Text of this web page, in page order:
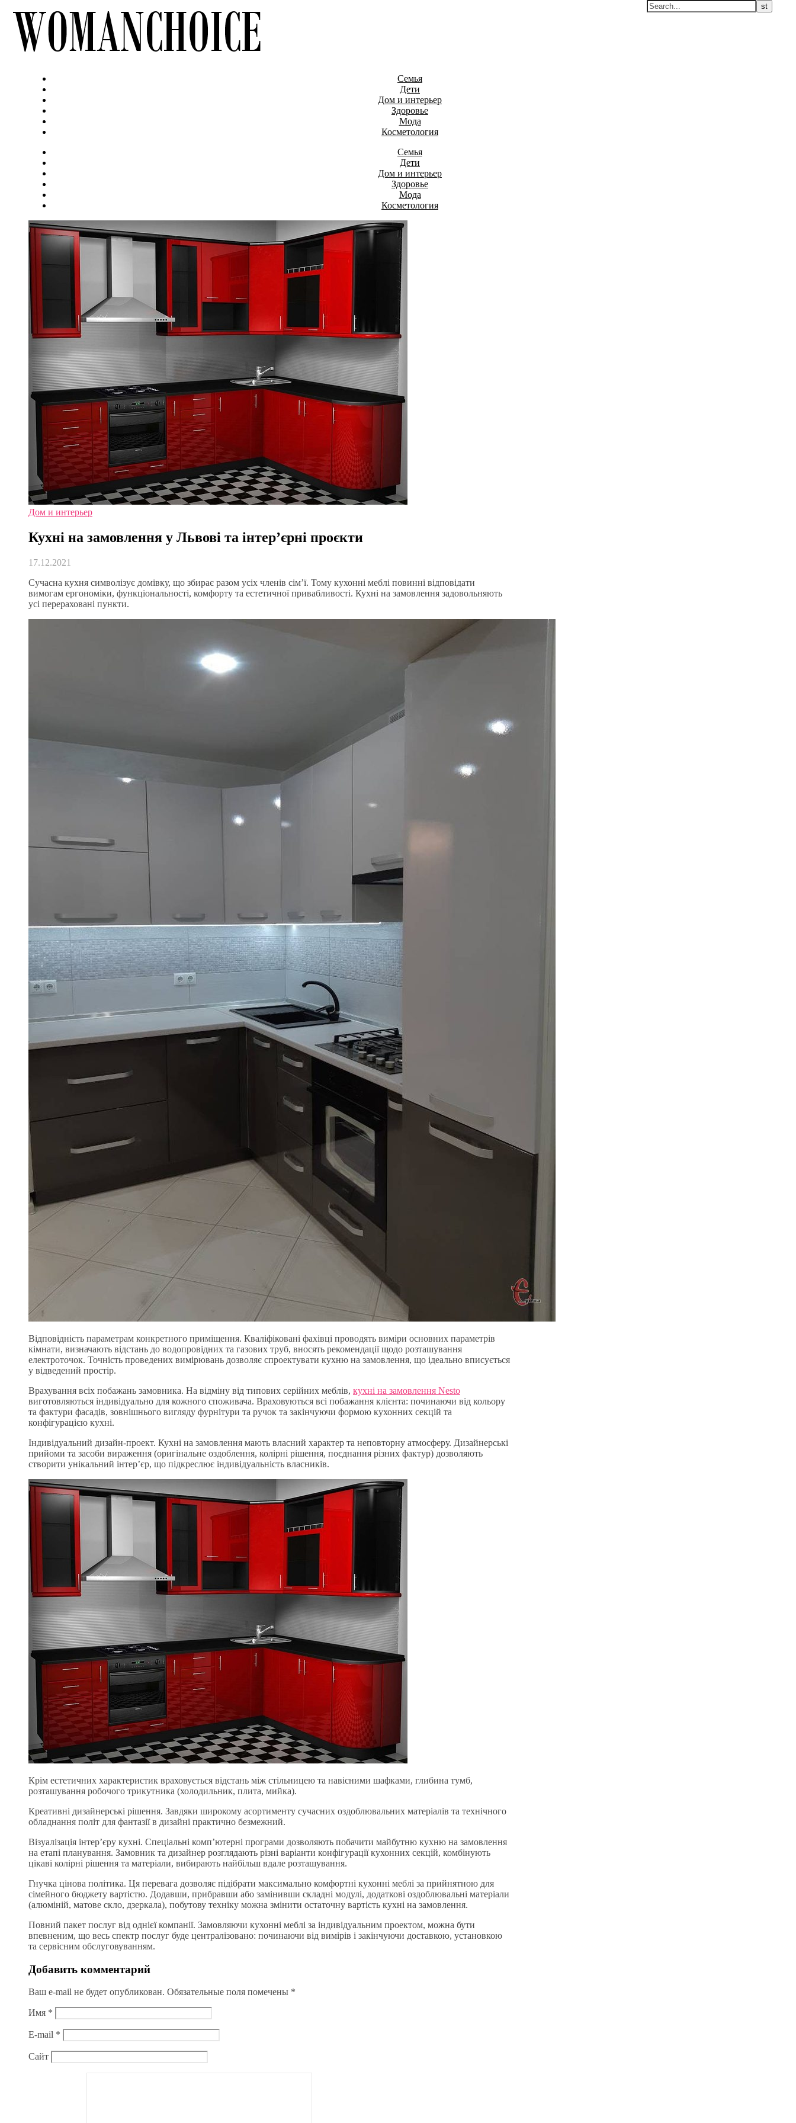
Семья
Дети
Дом и интерьер
Здоровье
Мода
Косметология
Семья
Дети
Дом и интерьер
Здоровье
Мода
Косметология
Дом и интерьер
Кухні на замовлення у Львові та інтер’єрні проєкти
17.12.2021
Сучасна кухня символізує домівку, що збирає разом усіх членів сім’ї. Тому кухонні меблі повинні відповідати
вимогам ергономіки, функціональності, комфорту та естетичної привабливості. Кухні на замовлення задовольняють
усі перераховані пункти.
Відповідність параметрам конкретного приміщення. Кваліфіковані фахівці проводять виміри основних параметрів
кімнати, визначають відстань до водопровідних та газових труб, вносять рекомендації щодо розташування
електроточок. Точність проведених вимірювань дозволяє спроектувати кухню на замовлення, що ідеально вписується
у відведений простір.
Врахування всіх побажань замовника. На відміну від типових серійних меблів, кухні на замовлення Nesto
виготовляються індивідуально для кожного споживача. Враховуються всі побажання клієнта: починаючи від кольору
та фактури фасадів, зовнішнього вигляду фурнітури та ручок та закінчуючи формою кухонних секцій та
конфігурацією кухні.
Індивідуальний дизайн-проект. Кухні на замовлення мають власний характер та неповторну атмосферу. Дизайнерські
прийоми та засоби вираження (оригінальне оздоблення, колірні рішення, поєднання різних фактур) дозволяють
створити унікальний інтер’єр, що підкреслює індивідуальність власників.
Крім естетичних характеристик враховується відстань між стільницею та навісними шафками, глибина тумб,
розташування робочого трикутника (холодильник, плита, мийка).
Креативні дизайнерські рішення. Завдяки широкому асортименту сучасних оздоблювальних матеріалів та технічного
обладнання політ для фантазії в дизайні практично безмежний.
Візуалізація інтер’єру кухні. Спеціальні комп’ютерні програми дозволяють побачити майбутню кухню на замовлення
на етапі планування. Замовник та дизайнер розглядають різні варіанти конфігурації кухонних секцій, комбінують
цікаві колірні рішення та матеріали, вибирають найбільш вдале розташування.
Гнучка цінова політика. Ця перевага дозволяє підібрати максимально комфортні кухонні меблі за прийнятною для
сімейного бюджету вартістю. Додавши, прибравши або замінивши складні модулі, додаткові оздоблювальні матеріали
(алюміній, матове скло, дзеркала), побутову техніку можна змінити остаточну вартість кухні на замовлення.
Повний пакет послуг від однієї компанії. Замовляючи кухонні меблі за індивідуальним проектом, можна бути
впевненим, що весь спектр послуг буде централізовано: починаючи від вимірів і закінчуючи доставкою, установкою
та сервісним обслуговуванням.
Добавить комментарий
Ваш e-mail не будет опубликован. Обязательные поля помечены *
Имя *
E-mail *
Сайт